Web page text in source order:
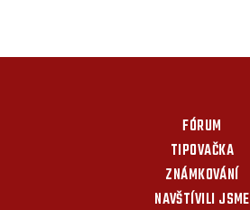
FÓRUM
TIPOVAČKA
ZNÁMKOVÁNÍ
NAVŠTÍVILI JSME